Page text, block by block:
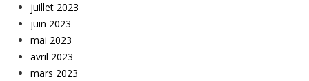
juillet 2023
juin 2023
mai 2023
avril 2023
mars 2023